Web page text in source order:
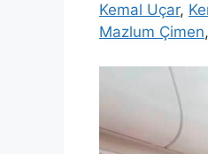
Kemal Uçar,
Mazlum Çimen,